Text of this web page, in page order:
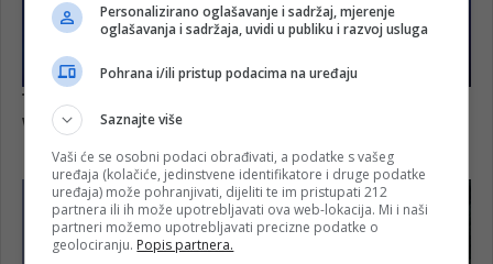
Personalizirano oglašavanje i sadržaj, mjerenje
oglašavanja i sadržaja, uvidi u publiku i razvoj usluga
Pohrana i/ili pristup podacima na uređaju
Saznajte više
Vaši će se osobni podaci obrađivati, a podatke s vašeg
uređaja (kolačiće, jedinstvene identifikatore i druge podatke
uređaja) može pohranjivati, dijeliti te im pristupati 212
partnera ili ih može upotrebljavati ova web-lokacija. Mi i naši
partneri možemo upotrebljavati precizne podatke o
geolociranju. Popis partnera.